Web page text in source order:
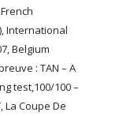
International
Belgium
: TAN – A
test,100/100 –
La Coupe De